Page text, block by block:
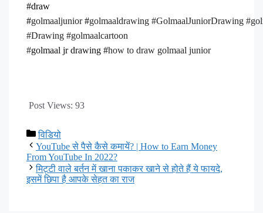
#draw
#golmaaljunior#golmaaldrawing #GolmaalJuniorDrawing #
#Drawing #golmaalcartoon
#golmaal jr drawing #how to draw golmaal junior
Post Views: 93
विडियो
YouTube से पैसे कैसे कमायें? | How to Earn Money
From YouTube In 2022?
मिट्टी वाले बर्तन में खाना पकाकर खाने से होते हैं ये फायदे,
इसमें छिपा है आपके सेहत का राज